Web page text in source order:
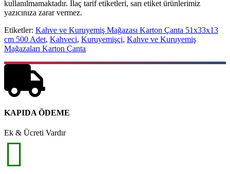
kullanılmamaktadır. İlaç tarif etiketleri, sarı etiket ürünlerimiz
yazıcınıza zarar vermez.
Etiketler: Kahve ve Kuruyemiş Mağazası Karton Çanta 51x33x13
cm 500 Adet, Kahveci, Kuruyemişçi, Kahve ve Kuruyemiş
Mağazaları Karton Çanta
KAPIDA ÖDEME
Ek & Ücreti Vardır